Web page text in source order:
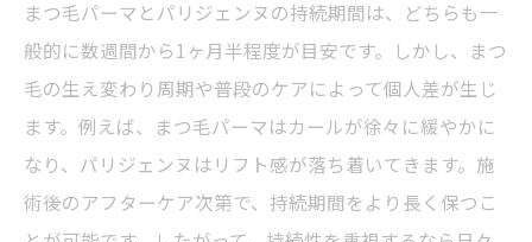
まつ毛パーマとパリジェンヌの持続期間は、どちらも一
般的に数週間から1ヶ月半程度が目安です。しかし、まつ
毛の生え変わり周期や普段のケアによって個人差が生じ
ます。例えば、まつ毛パーマはカールが徐々に緩やかに
なり、パリジェンヌはリフト感が落ち着いてきます。施
術後のアフターケア次第で、持続期間をより長く保つこ